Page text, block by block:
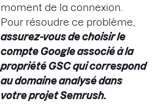
moment de la connexion.
Pour résoudre ce problème,
assurez-vous de choisir le
compte Google associé à la
propriété GSCqui correspond
au domaine analysé dans
votre projet Semrush.